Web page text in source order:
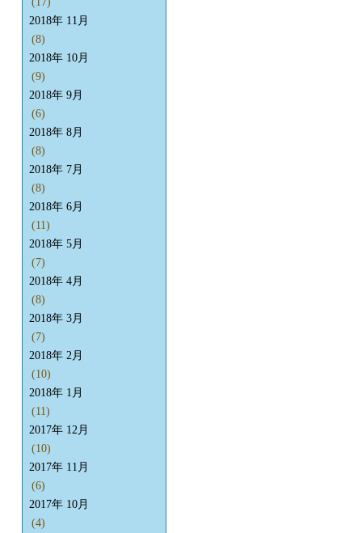
2018年 11月
(8)
2018年 10月
(9)
2018年 9月
(6)
2018年 8月
(8)
2018年 7月
(8)
2018年 6月
(11)
2018年 5月
(7)
2018年 4月
(8)
2018年 3月
(7)
2018年 2月
(10)
2018年 1月
(11)
2017年 12月
(10)
2017年 11月
(6)
2017年 10月
(4)